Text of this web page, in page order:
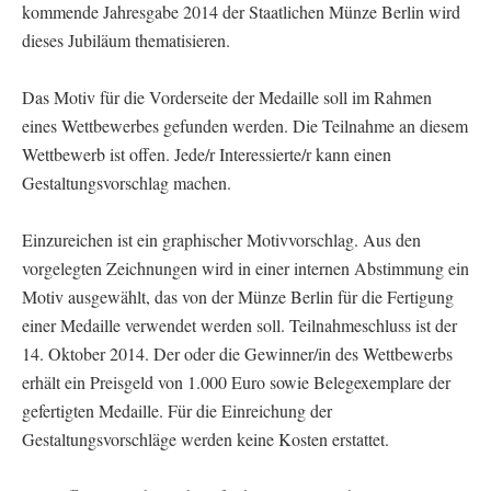
kommende Jahresgabe 2014 der Staatlichen Münze Berlin wird
dieses Jubiläum thematisieren.
Das Motiv für die Vorderseite der Medaille soll im Rahmen
eines Wettbewerbes gefunden werden. Die Teilnahme an diesem
Wettbewerb ist offen. Jede/r Interessierte/r kann einen
Gestaltungsvorschlag machen.
Einzureichen ist ein graphischer Motivvorschlag. Aus den
vorgelegten Zeichnungen wird in einer internen Abstimmung ein
Motiv ausgewählt, das von der Münze Berlin für die Fertigung
einer Medaille verwendet werden soll. Teilnahmeschluss ist der
14. Oktober 2014. Der oder die Gewinner/in des Wettbewerbs
erhält ein Preisgeld von 1.000 Euro sowie Belegexemplare der
gefertigten Medaille. Für die Einreichung der
Gestaltungsvorschläge werden keine Kosten erstattet.